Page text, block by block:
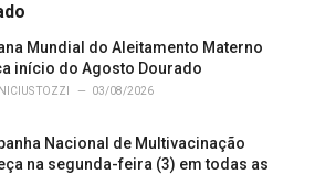
Mundial do Aleitamento Materno
início do Agosto Dourado
TOZZI 03/08/2026
Nacional de Multivacinação
na segunda-feira (3) em todas as